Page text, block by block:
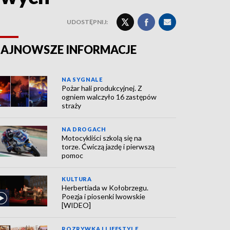
UDOSTĘPNIJ:
INFORMACJE
NA SYGNALE
Pożar hali produkcyjnej. Z
ogniem walczyło 16 zastępów
straży
NA DROGACH
Motocykliści szkolą się na
torze. Ćwiczą jazdę i pierwszą
pomoc
KULTURA
Herbertiada w Kołobrzegu.
Poezja i piosenki lwowskie
[WIDEO]